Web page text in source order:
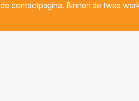
de contactpagina. Binnen de twee